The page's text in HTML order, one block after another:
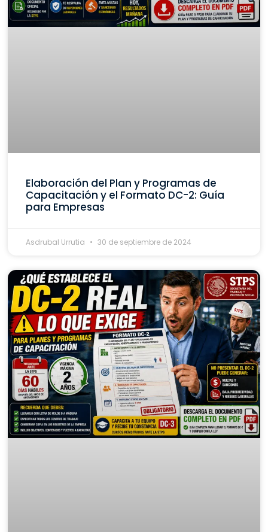
Elaboración del Plan y Programas de
Capacitación y el Formato DC-2: Guía
para Empresas
Asdrubal Urrutia 30 de septiembre de 2024